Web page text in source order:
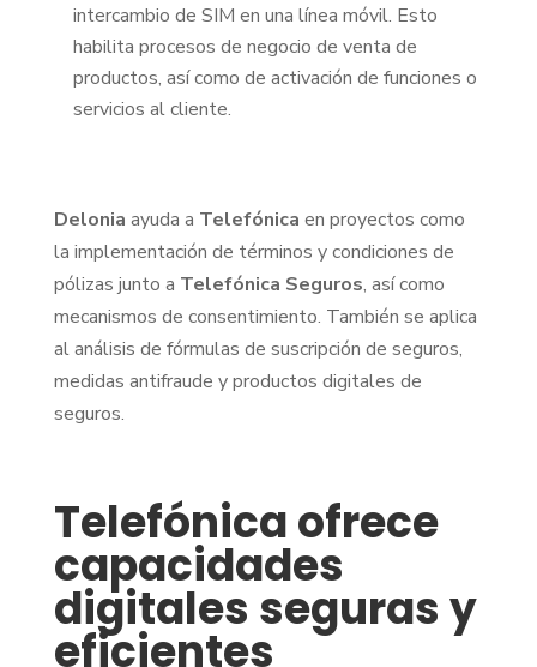
intercambio de SIM en una línea móvil. Esto
habilita procesos de negocio de venta de
productos, así como de activación de funciones o
servicios al cliente.
Delonia ayuda a Telefónica en proyectos como
la implementación de términos y condiciones de
pólizas junto a Telefónica Seguros, así como
mecanismos de consentimiento. También se aplica
al análisis de fórmulas de suscripción de seguros,
medidas antifraude y productos digitales de
seguros.
Telefónica ofrece
capacidades
digitales seguras y
eficientes